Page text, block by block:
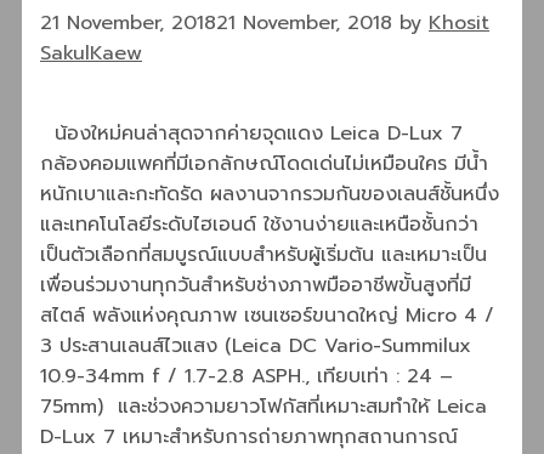
21 November, 201821 November, 2018 by Khosit
SakulKaew
น้องใหม่คนล่าสุดจากค่ายจุดแดง Leica D-Lux 7
กล้องคอมแพคที่มีเอกลักษณ์โดดเด่นไม่เหมือนใคร มีน้ำ
หนักเบาและกะทัดรัด ผลงานจากรวมกันของเลนส์ชั้นหนึ่ง
และเทคโนโลยีระดับไฮเอนด์ ใช้งานง่ายและเหนือชั้นกว่า
เป็นตัวเลือกที่สมบูรณ์แบบสำหรับผู้เริ่มต้น และเหมาะเป็น
เพื่อนร่วมงานทุกวันสำหรับช่างภาพมืออาชีพขั้นสูงที่มี
สไตล์ พลังแห่งคุณภาพ เซนเซอร์ขนาดใหญ่ Micro 4 /
3 ประสานเลนส์ไวแสง (Leica DC Vario-Summilux
10.9-34mm f / 1.7-2.8 ASPH., เทียบเท่า : 24 –
75mm) และช่วงความยาวโฟกัสที่เหมาะสมทำให้ Leica
D-Lux 7 เหมาะสำหรับการถ่ายภาพทุกสถานการณ์